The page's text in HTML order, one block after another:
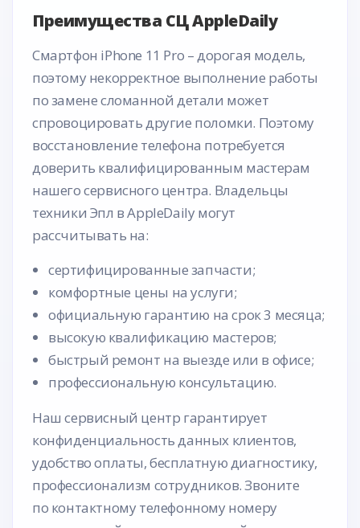
Преимущества СЦ AppleDaily
Смартфон iPhone 11 Pro – дорогая модель,
поэтому некорректное выполнение работы
по замене сломанной детали может
спровоцировать другие поломки. Поэтому
восстановление телефона потребуется
доверить квалифицированным мастерам
нашего сервисного центра. Владельцы
техники Эпл в AppleDaily могут
рассчитывать на:
сертифицированные запчасти;
комфортные цены на услуги;
официальную гарантию на срок 3 месяца;
высокую квалификацию мастеров;
быстрый ремонт на выезде или в офисе;
профессиональную консультацию.
Наш сервисный центр гарантирует
конфиденциальность данных клиентов,
удобство оплаты, бесплатную диагностику,
профессионализм сотрудников. Звоните
по контактному телефонному номеру